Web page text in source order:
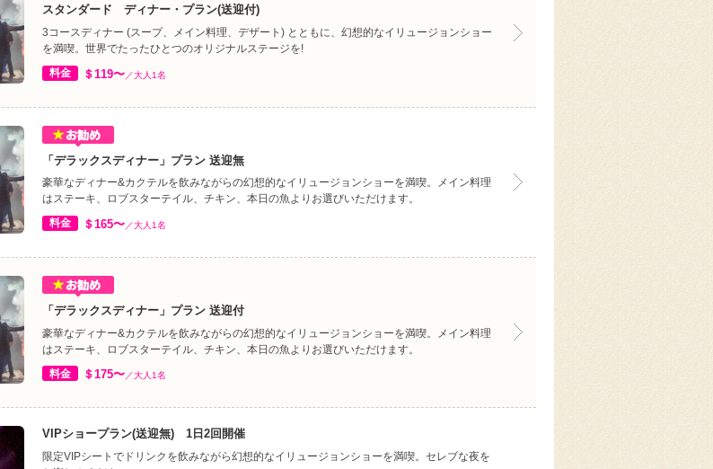
スタンダード ディナー・プラン(送迎付)
3コースディナー (スープ、メイン料理、デザート) とともに、幻想的なイリュージョンショー
を満喫。世界でたったひとつのオリジナルステージを!
料金
＄119〜／大人1名
「デラックスディナー」プラン 送迎無
豪華なディナー&カクテルを飲みながらの幻想的なイリュージョンショーを満喫。メイン料理
はステーキ、ロブスターテイル、チキン、本日の魚よりお選びいただけます。
料金
＄165〜／大人1名
「デラックスディナー」プラン 送迎付
豪華なディナー&カクテルを飲みながらの幻想的なイリュージョンショーを満喫。メイン料理
はステーキ、ロブスターテイル、チキン、本日の魚よりお選びいただけます。
料金
＄175〜／大人1名
VIPショープラン(送迎無) 1日2回開催
限定VIPシートでドリンクを飲みながら幻想的なイリュージョンショーを満喫。セレブな夜を